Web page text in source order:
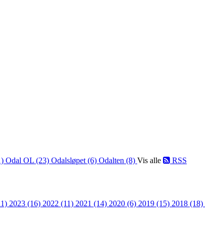
Odal OL (23) Odalsløpet (6) Odalten (8) Vis alle RSS
2023 (16) 2022 (11) 2021 (14) 2020 (6) 2019 (15) 2018 (18)